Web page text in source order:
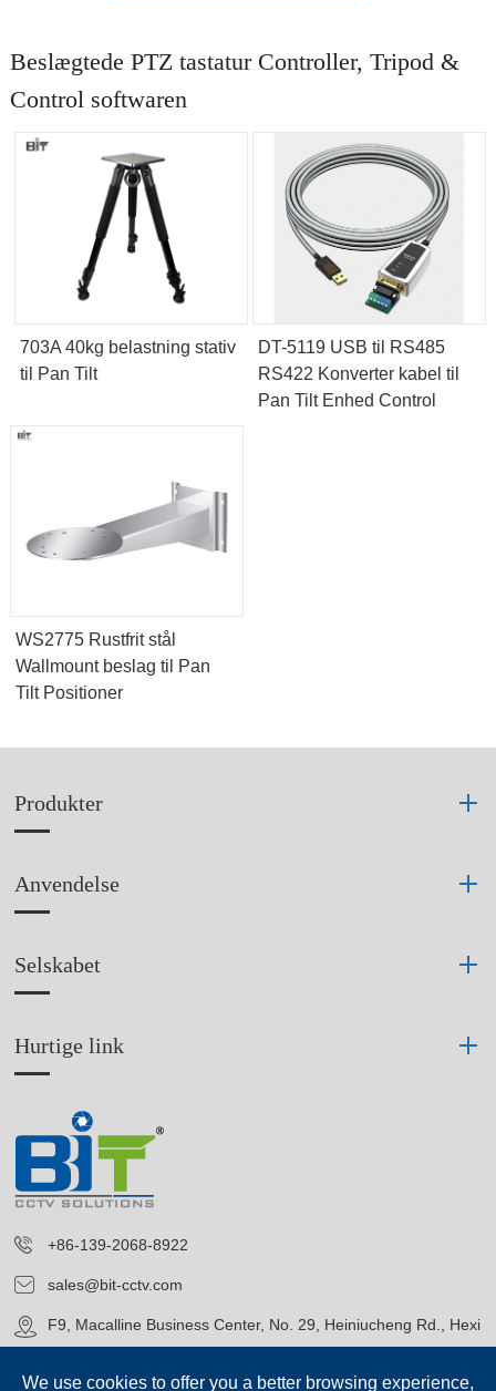
Beslægtede PTZ tastatur Controller, Tripod &
Control softwaren
703A 40kg belastning stativ
til Pan Tilt
DT-5119 USB til RS485
RS422 Konverter kabel til
Pan Tilt Enhed Control
WS2775 Rustfrit stål
Wallmount beslag til Pan
Tilt Positioner
Produkter
Anvendelse
Selskabet
Hurtige link
+86-139-2068-8922
sales@bit-cctv.com
F9, Macalline Business Center, No. 29, Heiniucheng Rd., Hexi
We use cookies to offer you a better browsing experience,